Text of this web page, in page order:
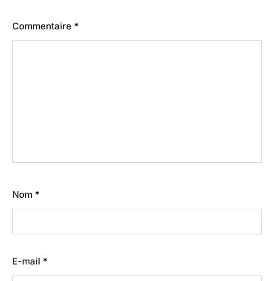
Commentaire *
Nom *
E-mail *